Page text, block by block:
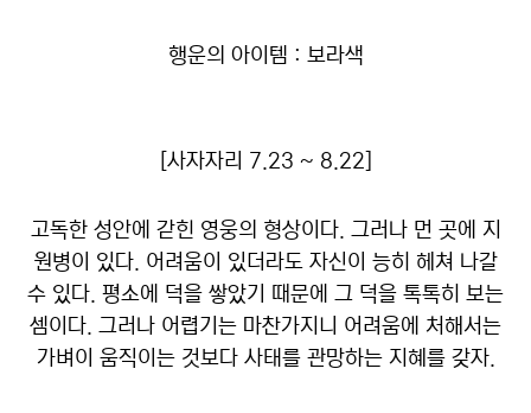
행운의 아이템 : 보라색
[사자자리 7.23 ~ 8.22]
고독한 성안에 갇힌 영웅의 형상이다. 그러나 먼 곳에 지
원병이 있다. 어려움이 있더라도 자신이 능히 헤쳐 나갈
수 있다. 평소에 덕을 쌓았기 때문에 그 덕을 톡톡히 보는
셈이다. 그러나 어렵기는 마찬가지니 어려움에 처해서는
가벼이 움직이는 것보다 사태를 관망하는 지혜를 갖자.